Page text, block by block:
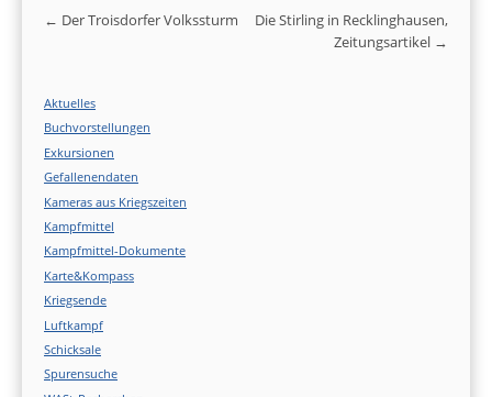
Post navigation
← Der Troisdorfer Volkssturm
Die Stirling in Recklinghausen,
Zeitungsartikel →
Aktuelles
Buchvorstellungen
Exkursionen
Gefallenendaten
Kameras aus Kriegszeiten
Kampfmittel
Kampfmittel-Dokumente
Karte&Kompass
Kriegsende
Luftkampf
Schicksale
Spurensuche